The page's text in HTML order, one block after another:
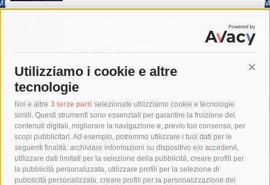
Utilizziamo i cookie e altre
tecnologie
Noi e altre 3 terze parti selezionate utilizziamo cookie e tecnologie
simili. Questi strumenti sono essenziali per garantire la fruizione dei
contenuti digitali, migliorare la navigazione e, previo tuo consenso, per
scopi pubblicitari. Ad esempio, potremmo utilizzare i tuoi dati per le
seguenti finalità: archiviare informazioni su dispositivo e/o accedervi,
utilizzare dati limitati per la selezione della pubblicità, creare profili per
la pubblicità personalizzata, utilizzare profili per la selezione di
pubblicità personalizzata, creare profili per la personalizzazione dei
Sorrento. Aggredisce sessualmente una
turista e le strappa il portafogli, fermato
dai carabinieri
Tag
acqua allerta meteo
anas
area marina protetta di punta campanella
arresto
Asl Napoli 3 sud
capitaneria di porto capri
carabinieri